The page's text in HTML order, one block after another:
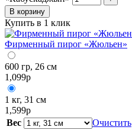
В корзину
Купить в 1 клик
Фирменный пирог «Жюльен»
600 гр, 26 см
1,099р
1 кг, 31 см
1,599р
Вес
Очистить